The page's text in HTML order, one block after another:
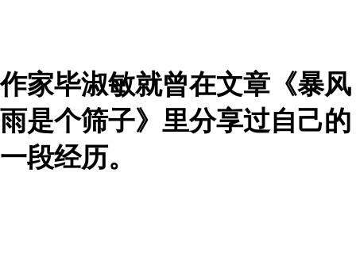
作家毕淑敏就曾在文章《暴风
雨是个筛子》里分享过自己的
一段经历。